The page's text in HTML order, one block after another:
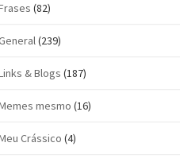
(82)
(239)
& Blogs (187)
mesmo (16)
Crássico (4)